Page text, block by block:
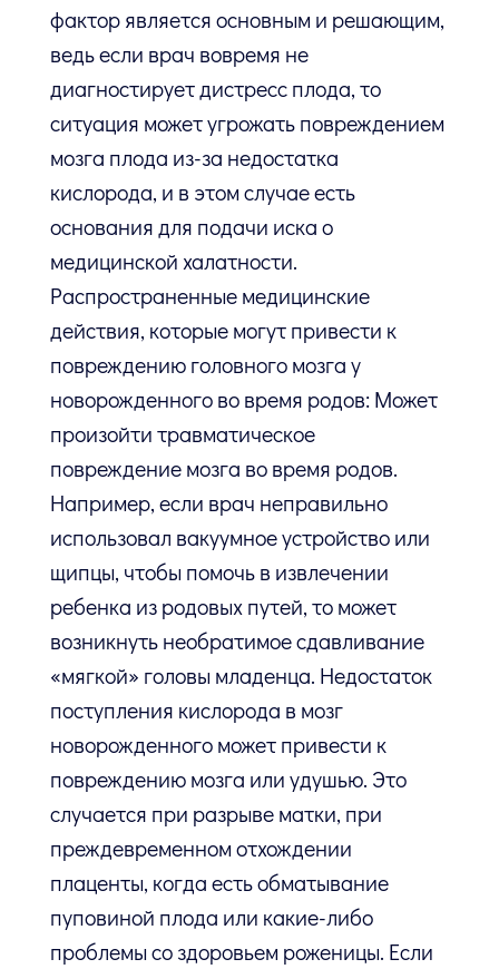
фактор является основным и решающим,
ведь если врач вовремя не
диагностирует дистресс плода, то
ситуация может угрожать повреждением
мозга плода из-за недостатка
кислорода, и в этом случае есть
основания для подачи иска о
медицинской халатности.
Распространенные медицинские
действия, которые могут привести к
повреждению головного мозга у
новорожденного во время родов: Может
произойти травматическое
повреждение мозга во время родов.
Например, если врач неправильно
использовал вакуумное устройство или
щипцы, чтобы помочь в извлечении
ребенка из родовых путей, то может
возникнуть необратимое сдавливание
«мягкой» головы младенца. Недостаток
поступления кислорода в мозг
новорожденного может привести к
повреждению мозга или удушью. Это
случается при разрыве матки, при
преждевременном отхождении
плаценты, когда есть обматывание
пуповиной плода или какие-либо
проблемы со здоровьем роженицы. Если